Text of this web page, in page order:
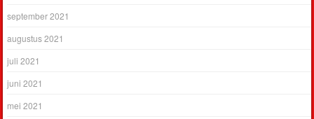
september 2021
augustus 2021
juli 2021
juni 2021
mei 2021